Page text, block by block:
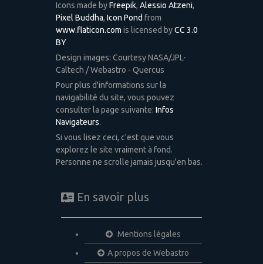
Icons made byFreepik, Alessio Atzeni,
Pixel Buddha, Icon Pond from
www.flaticon.com is licensed byCC 3.0
BY
Design images: Courtesy NASA/JPL-
Caltech / Webastro - Quercus
Pour plus d'informations sur la
navigabilité du site, vous pouvez
consulter la page suivante: Infos
Navigateurs.
Si vous lisez ceci, c'est que vous
explorez le site vraiment à fond.
Personne ne scrolle jamais jusqu'en bas.
En savoir plus
Mentions légales
A propos de Webastro